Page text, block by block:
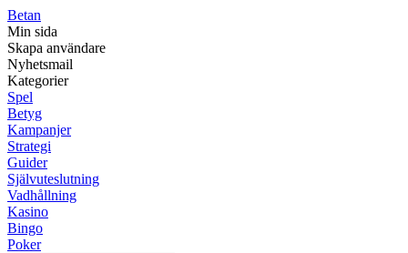
Betan
Min sida
Skapa användare
Nyhetsmail
Kategorier
Spel
Betyg
Kampanjer
Strategi
Guider
Självuteslutning
Vadhållning
Kasino
Bingo
Poker